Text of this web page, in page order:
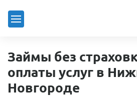
Займы без
оплаты услуг в
Новгороде